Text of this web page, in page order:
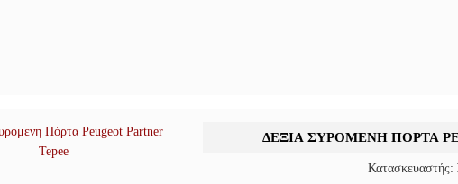
ΔΕΞΙΆ ΣΥΡΌΜΕΝΗ ΠΌΡΤΑ
Κατασκευαστής: